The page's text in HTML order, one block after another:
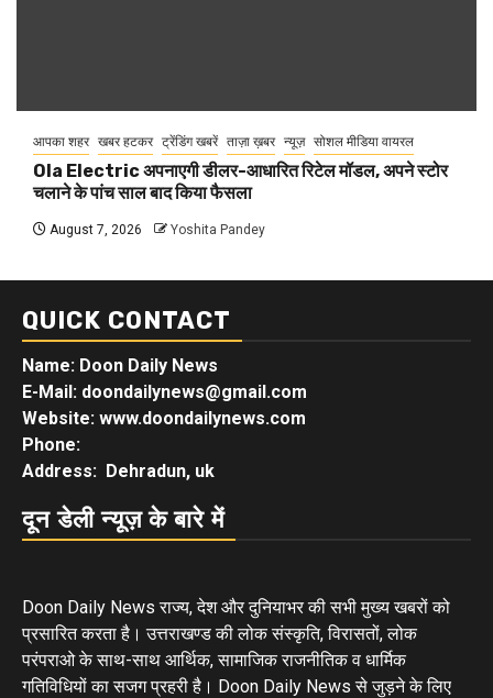
आपका शहर खबर हटकर ट्रेंडिंग खबरें ताज़ा ख़बर न्यूज़ सोशल मीडिया वायरल
Ola Electric अपनाएगी डीलर-आधारित रिटेल मॉडल, अपने स्टोर
चलाने के पांच साल बाद किया फैसला
August 7, 2026 Yoshita Pandey
QUICK CONTACT
Name: Doon Daily News
E-Mail: doondailynews@gmail.com
Website: www.doondailynews.com
Phone:
Address: Dehradun, uk
दून डेली न्यूज़ के बारे में
Doon Daily News राज्य, देश और दुनियाभर की सभी मुख्य खबरों को
प्रसारित करता है। उत्तराखण्ड की लोक संस्कृति, विरासतों, लोक
परंपराओ के साथ-साथ आर्थिक, सामाजिक राजनीतिक व धार्मिक
गतिविधियों का सजग प्रहरी है। Doon Daily News से जुड़ने के लिए